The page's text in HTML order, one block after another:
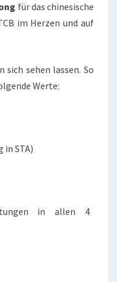
für das chinesische
im Herzen und auf
sich sehen lassen. So
Werte:
in STA)
in allen 4